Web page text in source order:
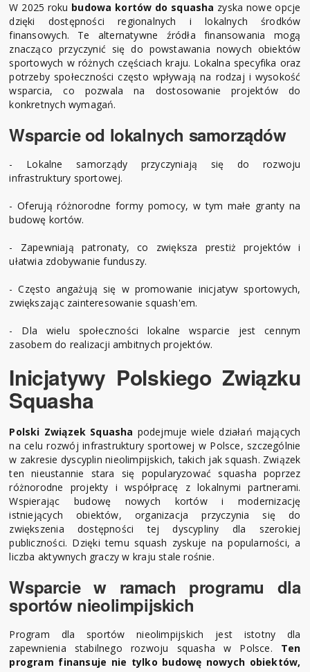
W 2025 roku budowa kortów do squasha zyska nowe opcje
dzięki dostępności regionalnych i lokalnych środków
finansowych. Te alternatywne źródła finansowania mogą
znacząco przyczynić się do powstawania nowych obiektów
sportowych w różnych częściach kraju. Lokalna specyfika oraz
potrzeby społeczności często wpływają na rodzaj i wysokość
wsparcia, co pozwala na dostosowanie projektów do
konkretnych wymagań.
Wsparcie od lokalnych samorządów
- Lokalne samorządy przyczyniają się do rozwoju
infrastruktury sportowej.
- Oferują różnorodne formy pomocy, w tym małe granty na
budowę kortów.
- Zapewniają patronaty, co zwiększa prestiż projektów i
ułatwia zdobywanie funduszy.
- Często angażują się w promowanie inicjatyw sportowych,
zwiększając zainteresowanie squash'em.
- Dla wielu społeczności lokalne wsparcie jest cennym
zasobem do realizacji ambitnych projektów.
Inicjatywy Polskiego Związku
Squasha
Polski Związek Squasha podejmuje wiele działań mających
na celu rozwój infrastruktury sportowej w Polsce, szczególnie
w zakresie dyscyplin nieolimpijskich, takich jak squash. Związek
ten nieustannie stara się popularyzować squasha poprzez
różnorodne projekty i współpracę z lokalnymi partnerami.
Wspierając budowę nowych kortów i modernizację
istniejących obiektów, organizacja przyczynia się do
zwiększenia dostępności tej dyscypliny dla szerokiej
publiczności. Dzięki temu squash zyskuje na popularności, a
liczba aktywnych graczy w kraju stale rośnie.
Wsparcie w ramach programu dla
sportów nieolimpijskich
Program dla sportów nieolimpijskich jest istotny dla
zapewnienia stabilnego rozwoju squasha w Polsce. Ten
program finansuje nie tylko budowę nowych obiektów,